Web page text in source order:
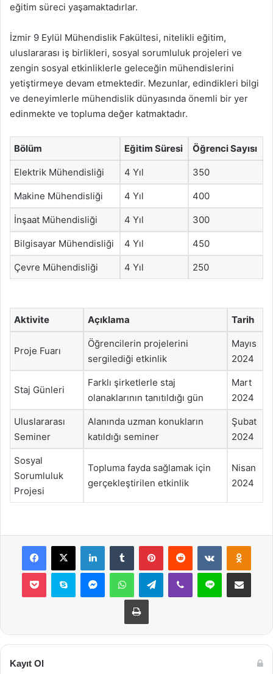
eğitim süreci yaşamaktadırlar.
İzmir 9 Eylül Mühendislik Fakültesi, nitelikli eğitim,
uluslararası iş birlikleri, sosyal sorumluluk projeleri ve
zengin sosyal etkinliklerle geleceğin mühendislerini
yetiştirmeye devam etmektedir. Mezunlar, edindikleri bilgi
ve deneyimlerle mühendislik dünyasında önemli bir yer
edinmekte ve topluma değer katmaktadır.
Bölüm Eğitim Süresi Öğrenci Sayısı
Elektrik Mühendisliği 4 Yıl 350
Makine Mühendisliği 4 Yıl 400
İnşaat Mühendisliği 4 Yıl 300
Bilgisayar Mühendisliği 4 Yıl 450
Çevre Mühendisliği 4 Yıl 250
Aktivite Açıklama Tarih
Proje Fuarı
Öğrencilerin projelerini
sergilediği etkinlik
Mayıs
2024
Staj Günleri
Farklı şirketlerle staj
olanaklarının tanıtıldığı gün
Mart
2024
Uluslararası
Seminer
Alanında uzman konukların
katıldığı seminer
Şubat
2024
Sosyal
Sorumluluk
Projesi
Topluma fayda sağlamak için
gerçekleştirilen etkinlik
Nisan
2024
Facebook
X LinkedInTumblr PinterestReddit VKontakte
Pocket Skype MessengerWhatsAppTelegramViber Line E-Posta ile
Yazdır
Kayıt Ol